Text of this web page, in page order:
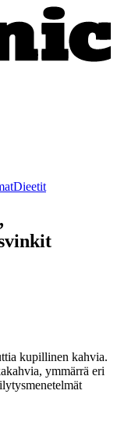
Dieetit
kupillinen kahvia.
ymmärrä eri